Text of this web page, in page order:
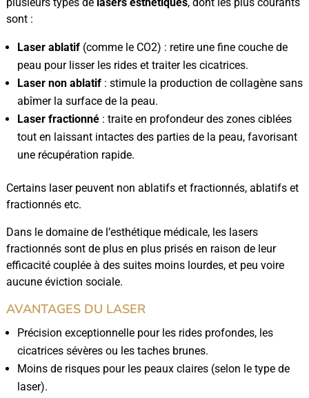
sont :
Laser ablatif(comme le CO2) : retire une fine couche de
peau pour lisser les rides et traiter les cicatrices.
Laser non ablatif: stimule la production de collagène sans
abîmer la surface de la peau.
Laser fractionné: traite en profondeur des zones ciblées
tout en laissant intactes des parties de la peau, favorisant
une récupération rapide.
Certains laser peuvent non ablatifs et fractionnés, ablatifs et
fractionnés etc.
Dans le domaine de l’esthétique médicale, les lasers
fractionnés sont de plus en plus prisés en raison de leur
efficacité couplée à des suites moins lourdes, et peu voire
aucune éviction sociale.
AVANTAGES DU LASER
Précision exceptionnelle pour les rides profondes, les
cicatrices sévères ou les taches brunes.
Moins de risques pour les peaux claires (selon le type de
laser).